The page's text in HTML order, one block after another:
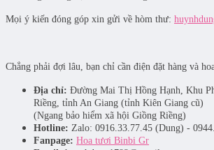
Mọi ý kiến đóng góp xin gửi về hòm thư:
Chẳng phải đợi lâu, bạn chỉ cần điện đặt hàng và
Địa chỉ: Đường Mai Thị Hồng Hạnh, Khu
Riềng, tỉnh An Giang (tỉnh Kiên Giang cũ)
(Ngang bảo hiểm xã hội Giồng Riềng)
Hotline: Zalo: 0916.33.77.45 (Dung) -
Fanpage: Hoa tươi Binbi Gr